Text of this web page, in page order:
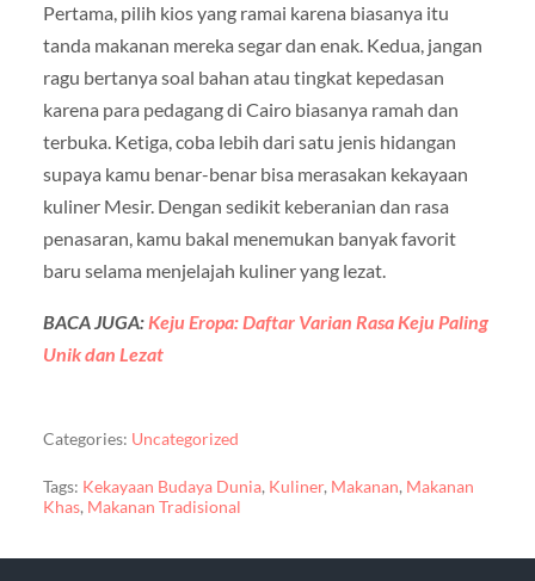
Pertama, pilih kios yang ramai karena biasanya itu
tanda makanan mereka segar dan enak. Kedua, jangan
ragu bertanya soal bahan atau tingkat kepedasan
karena para pedagang di Cairo biasanya ramah dan
terbuka. Ketiga, coba lebih dari satu jenis hidangan
supaya kamu benar-benar bisa merasakan kekayaan
kuliner Mesir. Dengan sedikit keberanian dan rasa
penasaran, kamu bakal menemukan banyak favorit
baru selama menjelajah kuliner yang lezat.
BACA JUGA:Keju Eropa: Daftar Varian Rasa Keju Paling
Unik dan Lezat
Categories: Uncategorized
Tags: Kekayaan Budaya Dunia, Kuliner, Makanan, Makanan
Khas, Makanan Tradisional